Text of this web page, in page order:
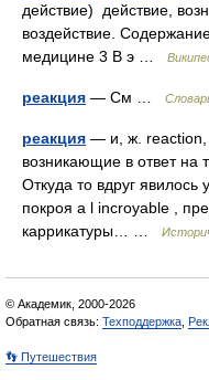
действие) действие,
воздействие.
медицине 3 В э …
реакция — См …
реакция — и, ж. reaction,
возникающие в ответ на
Откуда то вдруг явилось
покроя а l incroyable ,
каррикатуры… …
© Академик, 2000-2026
Обратная связь: Техподдержка
👣 Путешествия